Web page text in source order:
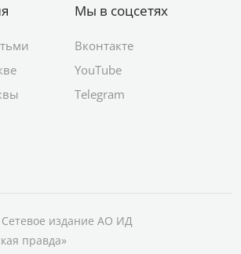
Мы в соцсетях
Вконтакте
YouTube
Telegram
издание АО ИД
правда»